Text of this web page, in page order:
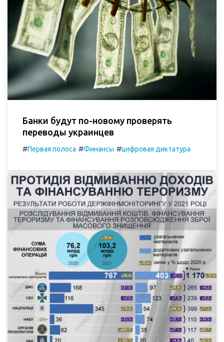
Банки будут по-новому проверять
переводы украинцев
#Первая полоса #Финансы #цифровая диктатура